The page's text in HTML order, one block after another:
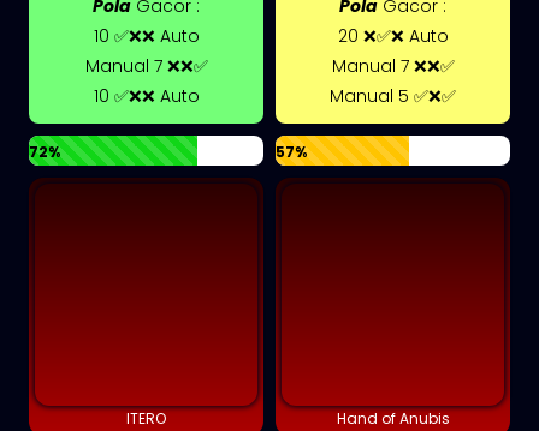
Pola Gacor :
10 ✅❌❌ Auto
Manual 7 ❌❌✅
10 ✅❌❌ Auto
72%
Pola Gacor :
20 ❌✅❌ Auto
Manual 7 ❌❌✅
Manual 5 ✅❌✅
57%
ITERO Hand of Anubis